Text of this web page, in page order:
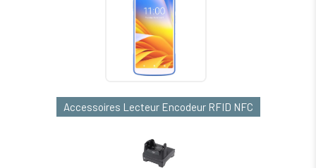
Accessoires Lecteur Encodeur RFID NFC